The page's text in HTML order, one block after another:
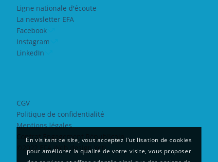
Ligne nationale d'écoute
La newsletter EFA
Facebook
Instagram
LinkedIn
CGV
Politique de confidentialité
Mentions légales
Contrat Engagement Républicain
©2022 EFA Web design Yeti
En visitant ce site, vous acceptez l'utilisation de cookies
pour améliorer la qualité de votre visite, vous proposer